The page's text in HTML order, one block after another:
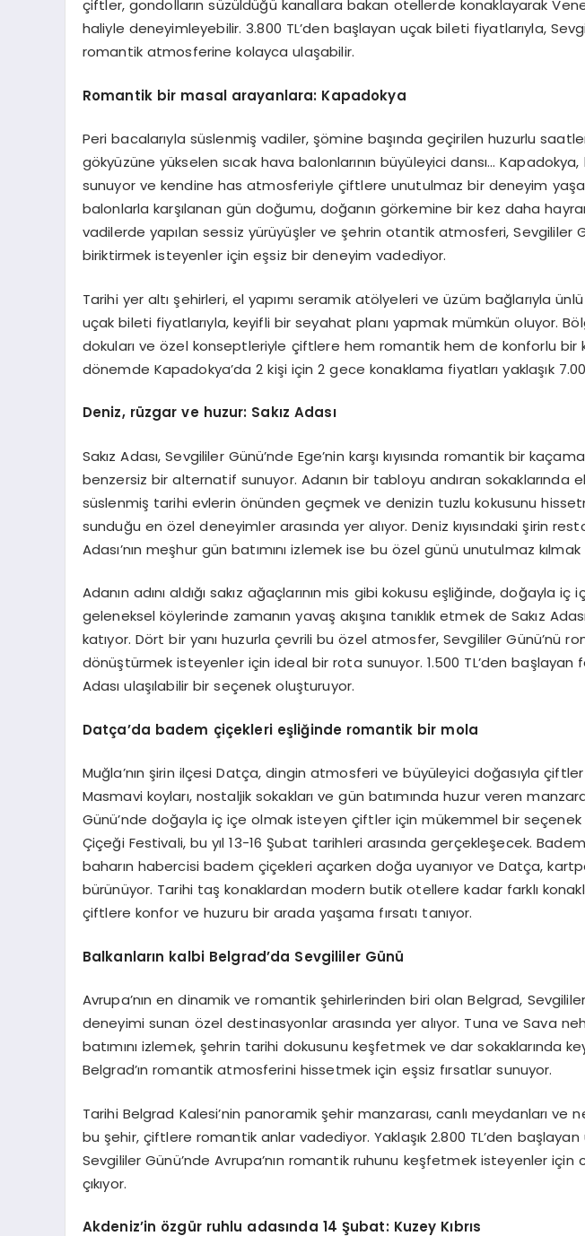
çiftler, gondolların süzüldüğü kanallara bakan otellerde konaklayarak
haliyle deneyimleyebilir. 3.800 TL’den başlayan uçak bileti fiyatlarıyla,
romantik atmosferine kolayca ulaşabilir.
Romantik bir masal arayanlara: Kapadokya
Peri bacalarıyla süslenmiş vadiler, şömine başında geçirilen huzurlu saatler
gökyüzüne yükselen sıcak hava balonlarının büyüleyici dansı…
sunuyor ve kendine has atmosferiyle çiftlere unutulmaz bir deneyim
balonlarla karşılanan gün doğumu, doğanın görkemine bir kez daha
vadilerde yapılan sessiz yürüyüşler ve şehrin otantik atmosferi, Sevgililer
biriktirmek isteyenler için eşsiz bir deneyim vadediyor.
Tarihi yer altı şehirleri, el yapımı seramik atölyeleri ve üzüm bağlarıyla
uçak bileti fiyatlarıyla, keyifli bir seyahat planı yapmak mümkün oluyor.
dokuları ve özel konseptleriyle çiftlere hem romantik hem de konforlu bir
dönemde Kapadokya’da 2 kişi için 2 gece konaklama fiyatları yaklaşık
Deniz, rüzgar ve huzur: Sakız Adası
Sakız Adası, Sevgililer Günü’nde Ege’nin karşı kıyısında romantik bir
benzersiz bir alternatif sunuyor. Adanın bir tabloyu andıran sokaklarında
süslenmiş tarihi evlerin önünden geçmek ve denizin tuzlu kokusunu
sunduğu en özel deneyimler arasında yer alıyor. Deniz kıyısındaki şirin
Adası’nın meşhur gün batımını izlemek ise bu özel günü unutulmaz
Adanın adını aldığı sakız ağaçlarının mis gibi kokusu eşliğinde, doğayla
geleneksel köylerinde zamanın yavaş akışına tanıklık etmek de Sakız
katıyor. Dört bir yanı huzurla çevrili bu özel atmosfer, Sevgililer Günü’nü
dönüştürmek isteyenler için ideal bir rota sunuyor. 1.500 TL’den başlayan
Adası ulaşılabilir bir seçenek oluşturuyor.
Datça’da badem çiçekleri eşliğinde romantik bir mola
Muğla’nın şirin ilçesi Datça, dingin atmosferi ve büyüleyici doğasıyla çiftler
Masmavi koyları, nostaljik sokakları ve gün batımında huzur veren
Günü’nde doğayla iç içe olmak isteyen çiftler için mükemmel bir
Çiçeği Festivali, bu yıl 13-16 Şubat tarihleri arasında gerçekleşecek.
baharın habercisi badem çiçekleri açarken doğa uyanıyor ve Datça,
bürünüyor. Tarihi taş konaklardan modern butik otellere kadar farklı
çiftlere konfor ve huzuru bir arada yaşama fırsatı tanıyor.
Balkanların kalbi Belgrad’da Sevgililer Günü
Avrupa’nın en dinamik ve romantik şehirlerinden biri olan Belgrad,
deneyimi sunan özel destinasyonlar arasında yer alıyor. Tuna ve Sava
batımını izlemek, şehrin tarihi dokusunu keşfetmek ve dar sokaklarında
Belgrad’ın romantik atmosferini hissetmek için eşsiz fırsatlar sunuyor.
Tarihi Belgrad Kalesi’nin panoramik şehir manzarası, canlı meydanları ve
bu şehir, çiftlere romantik anlar vadediyor. Yaklaşık 2.800 TL’den
Sevgililer Günü’nde Avrupa’nın romantik ruhunu keşfetmek isteyenler
çıkıyor.
Akdeniz’in özgür ruhlu adasında 14 Şubat: Kuzey Kıbrıs